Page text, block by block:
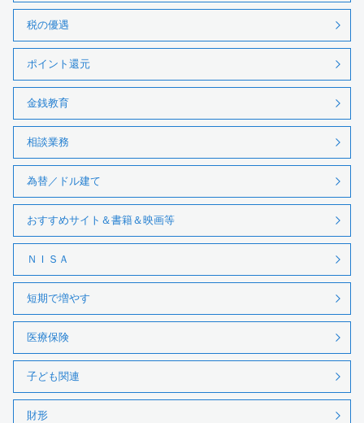
税の優遇
ポイント還元
金銭教育
相談業務
為替／ドル建て
おすすめサイト＆書籍＆映画等
ＮＩＳＡ
短期で増やす
医療保険
子ども関連
財形